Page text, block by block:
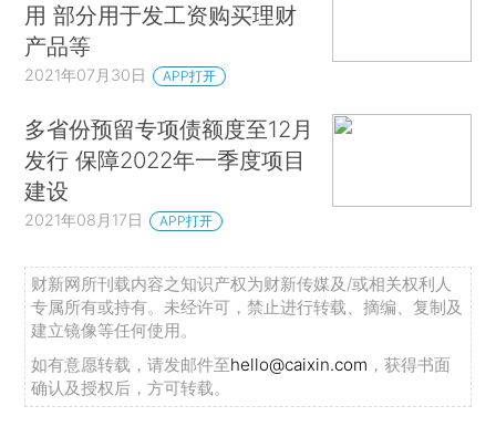
用 部分用于发工资购买理财
产品等
2021年07月30日 APP打开
多省份预留专项债额度至12月
发行 保障2022年一季度项目
建设
2021年08月17日 APP打开
财新网所刊载内容之知识产权为财新传媒及/或相关权利人
专属所有或持有。未经许可，禁止进行转载、摘编、复制及
建立镜像等任何使用。
如有意愿转载，请发邮件至hello@caixin.com ，获得书面
确认及授权后，方可转载。